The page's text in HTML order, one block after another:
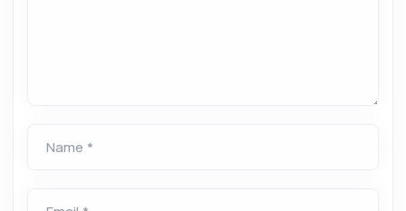
Name *